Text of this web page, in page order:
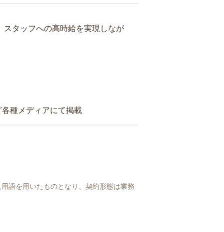
タッフへの高時給を実現しなが
種メディアにて掲載
語を用いたものとなり、契約形態は業務